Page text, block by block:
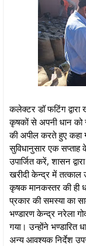
कलेक्टर डॉ फटिंग द्वारा
कृषकों से अपनी धान को
की अपील करते हुए कहा
सुविधानुसार एक
उपार्जित करें, शासन
खरीदी केन्द्र में तत्काल
कृषक मानकस्तर की ही
प्रकार की समस्या का
भण्डारण केन्द्र नरेला
गया। उन्होंने भण्डारित
अन्य आवश्यक निर्देश